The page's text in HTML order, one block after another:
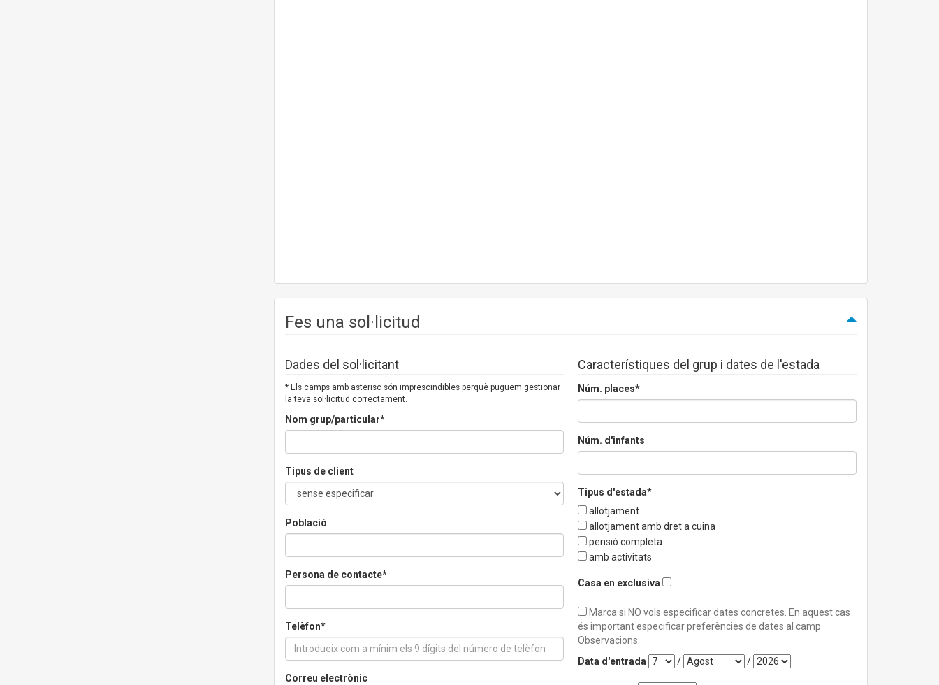
Fes una sol·licitud
Dades del sol·licitant
* Els camps amb asterisc són imprescindibles perquè puguem gestionar
la teva sol·licitud correctament.
Nom grup/particular*
Tipus de client
Població
Persona de contacte*
Telèfon*
Correu electrònic
Característiques del grup i dates de l'estada
Núm. places*
Núm. d'infants
Tipus d'estada*
allotjament
allotjament amb dret a cuina
pensió completa
amb activitats
Casa en exclusiva
Marca si NO vols especificar dates concretes. En aquest cas
és important especificar preferències de dates al camp
Observacions.
Data d'entrada
/ /